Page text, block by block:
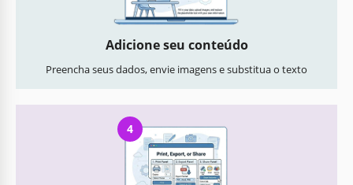
Adicione seu conteúdo
Preencha seus dados, envie imagens e substitua o texto
4